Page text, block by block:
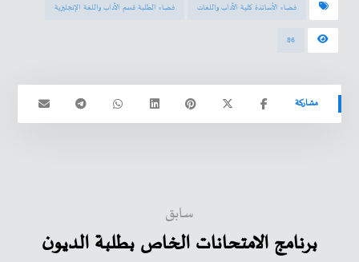
فضاء الأساتذة كلية الآداب واللغات فضاء الطلبة قسم الآداب واللغة الإنجليزية
86
سابق
برنامج الامتحانات الخاص بطلبة الديون